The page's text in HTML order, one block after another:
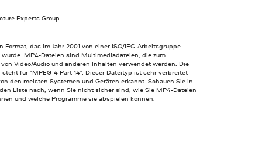
Experts Group
Format, das im Jahr 2001 von einer ISO/IEC-Arbeitsgruppe
MP4-Dateien sind Multimediadateien, die zum
Video/Audio und anderen Inhalten verwendet werden. Die
steht für "MPEG-4 Part 14". Dieser Dateityp ist sehr verbreitet
den meisten Systemen und Geräten erkannt. Schauen Sie in
Liste nach, wenn Sie nicht sicher sind, wie Sie MP4-Dateien
und welche Programme sie abspielen können.